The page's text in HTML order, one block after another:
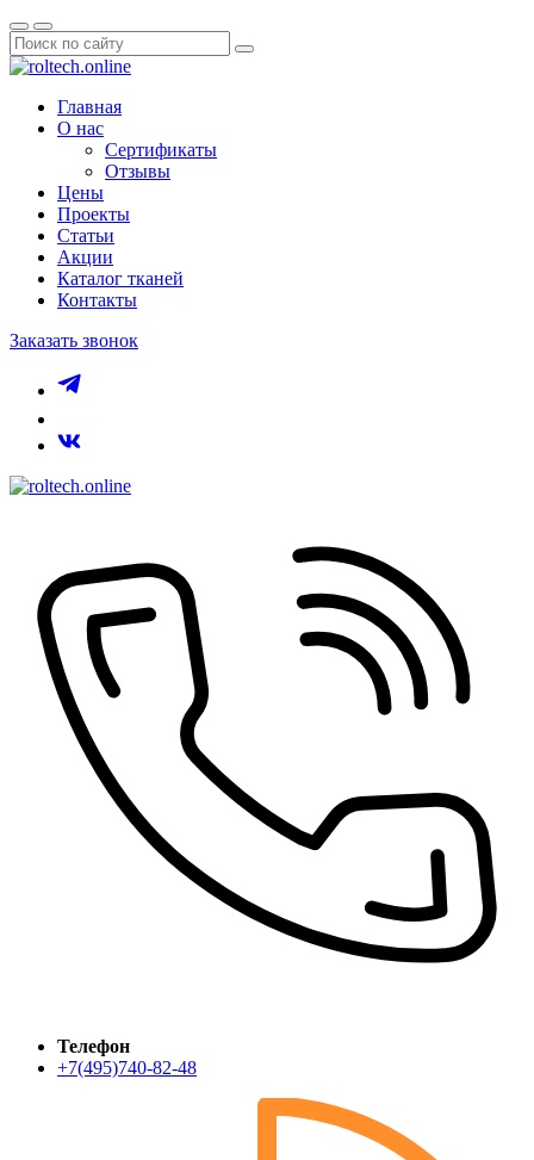
Главная
О нас
Сертификаты
Отзывы
Цены
Проекты
Статьи
Акции
Каталог тканей
Контакты
Заказать звонок
Телефон
+7(495)740-82-48